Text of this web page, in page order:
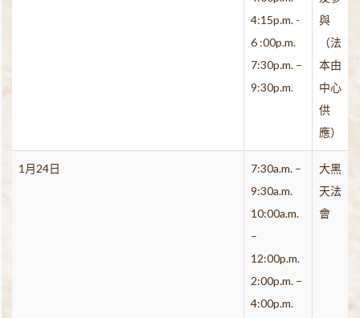
4:15p.m. -
6 :00p.m.
7:30p.m. –
9:30p.m.
與
（法
本由
中心
供
應）
1月24日
7:30a.m. –
9:30a.m.
10:00a.m.
–
12:00p.m.
2:00p.m. –
4:00p.m.
大黑
天法
會